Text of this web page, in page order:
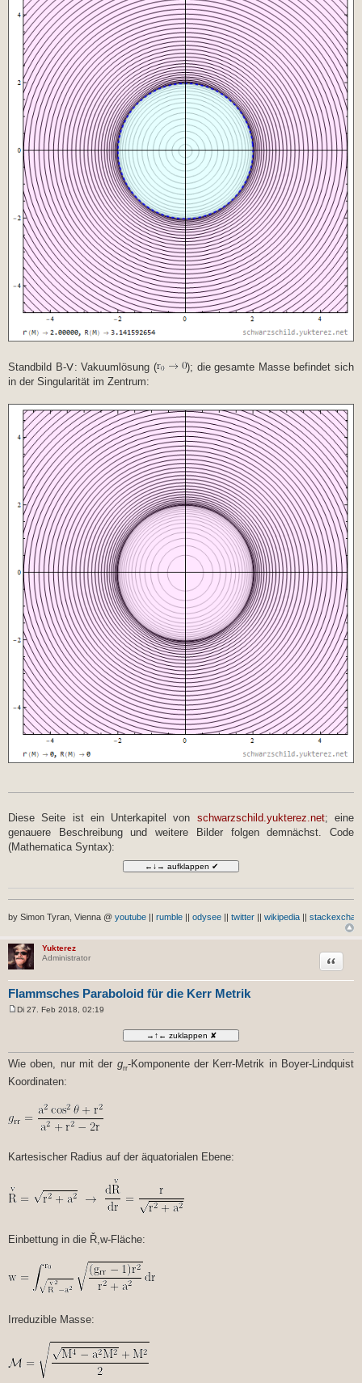
Standbild B-Ⅴ: Vakuumlösung (
); die gesamte Masse befindet sich
in der Singularität im Zentrum:
Diese Seite ist ein Unterkapitel von schwarzschild.yukterez.net; eine
genauere Beschreibung und weitere Bilder folgen demnächst. Code
(Mathematica Syntax):
by Simon Tyran, Vienna @ youtube || rumble || odysee || twitter || wikipedia ||
Yukterez
Administrator
Flammsches Paraboloid für die Kerr Metrik
Zitat
r
a
Di 27. Feb 2018, 02:19
Wie oben, nur mit der grr-Komponente der Kerr-Metrik in Boyer-Lindquist
Koordinaten:
Kartesischer Radius auf der äquatorialen Ebene:
Einbettung in die Ř,w-Fläche:
Irreduzible Masse: